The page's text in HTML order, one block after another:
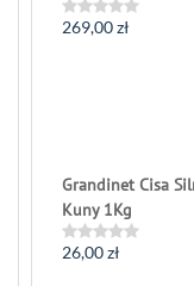
of
5
Rated
269,00zł
Grandinet Cisa
Kuny 1Kg
Rated
26,00zł